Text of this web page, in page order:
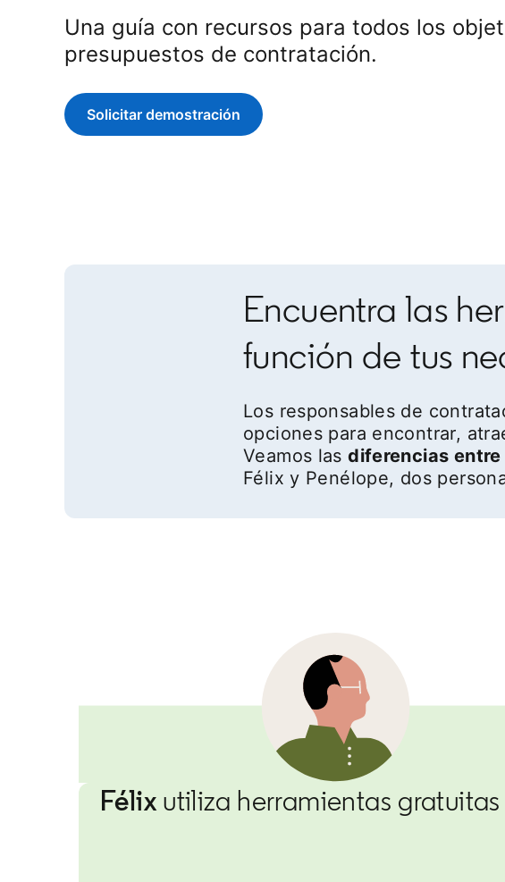
Una guía con recursos para todos los
presupuestos de contratación.
Solicitar demostración
Encuentra las
función de tus
Los responsables de
opciones para encontrar,
Veamos lasdiferencias
Félix y Penélope, dos
Félixutiliza herramientas gratuitas